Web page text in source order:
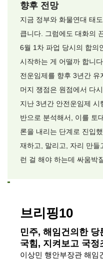
향후 전망
지금 정부와 화물연대 태
큽니다. 그럼에도 대화의
6월 1차 파업 당시의 합의
시작하는 게 어떨까 합니
전운임제를 향후 3년간
머지 쟁점은 원점에서 다
지난 3년간 안전운임제 시
반으로 분석해서, 이를 토
론을 내리는 단계로 진입
재하고, 말리고, 자리 만들
런 걸 해야 하는데 싸움박
브리핑10
민주, 해임건의한 당
국힘, 지켜보고 국정
이상민 행안부장관 해임